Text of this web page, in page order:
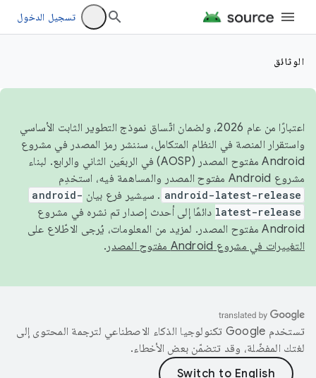
تسجيل الدخول
الوثائق
اعتبارًا من عام 2026، ولضمان اتّساق نموذج التطوير الثابت الأساسي
واستقرار المنصة في النظام المتكامل، سننشر رمز المصدر في مشروع
Android مفتوح المصدر (AOSP) في الربعَين الثاني والرابع. لبناء
مشروع Android مفتوح المصدر والمساهمة فيه، استخدِم
android-latest-release . سيشير فرع بيان android-
latest-release دائمًا إلى أحدث إصدار تم نشره في مشروع
Android مفتوح المصدر. لمزيد من المعلومات، يُرجى الاطّلاع على
التغييرات في مشروع Android مفتوح المصدر
.
تستخدم Google تكنولوجيا الذكاء الاصطناعي لترجمة المحتوى إلى
لغتك المفضّلة، وقد تتضمّن بعض الأخطاء.